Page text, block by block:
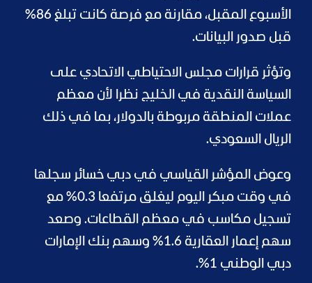
الأسبوع المقبل، مقارنة مع فرصة كانت تبلغ 86%
قبل صدور البيانات.
وتؤثر قرارات مجلس الاحتياطي الاتحادي على
السياسة النقدية في الخليج نظرا لأن معظم
عملات المنطقة مربوطة بالدولار، بما في ذلك
الريال السعودي.
وعوض المؤشر القياسي في دبي خسائر سجلها
في وقت مبكر اليوم ليغلق مرتفعا 0.3% مع
تسجيل مكاسب في معظم القطاعات. وصعد
سهم إعمار العقارية 1.6% وسهم بنك الإمارات
دبي الوطني 1%.